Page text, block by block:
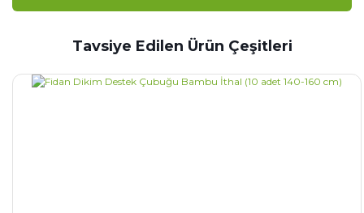
Tavsiye Edilen Ürün Çeşitleri